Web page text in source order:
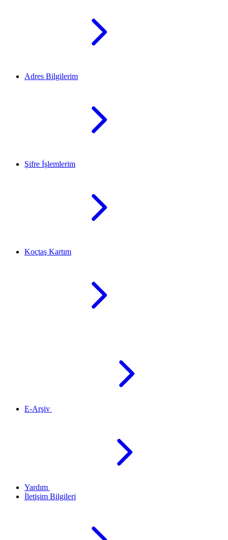
Adres Bilgilerim
Şifre İşlemlerim
Koçtaş Kartım
E-Arşiv
Yardım
İletişim Bilgileri